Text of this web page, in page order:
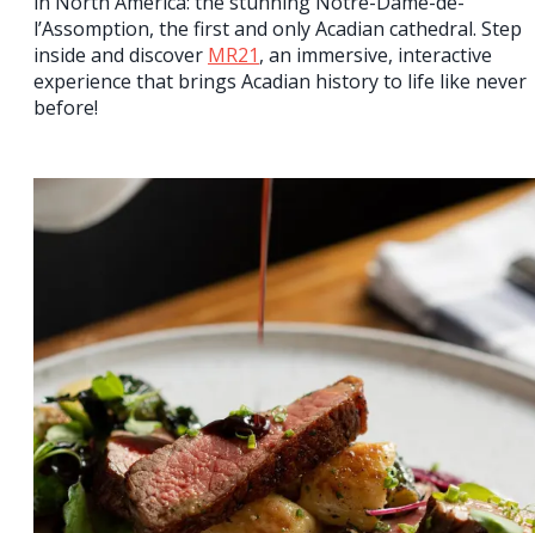
l’Assomption, the first and only Acadian cathedral. Step
inside and discover MR21, an immersive, interactive
experience that brings Acadian history to life like never
before!